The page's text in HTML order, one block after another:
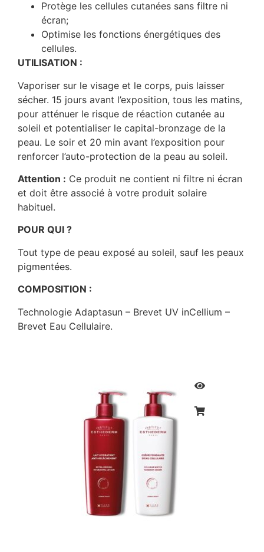
Protège les cellules cutanées sans filtre ni
écran;
Optimise les fonctions énergétiques des
cellules.
UTILISATION :
Vaporiser sur le visage et le corps, puis laisser
sécher. 15 jours avant l’exposition, tous les matins,
pour atténuer le risque de réaction cutanée au
soleil et potentialiser le capital-bronzage de la
peau. Le soir et 20 min avant l’exposition pour
renforcer l’auto-protection de la peau au soleil.
Attention : Ce produit ne contient ni filtre ni écran
et doit être associé à votre produit solaire
habituel.
POUR QUI ?
Tout type de peau exposé au soleil, sauf les peaux
pigmentées.
COMPOSITION :
Technologie Adaptasun – Brevet UV inCellium –
Brevet Eau Cellulaire.